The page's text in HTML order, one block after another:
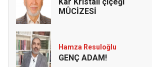
MÛCİZESİ
Hamza Resuloğlu
GENÇ ADAM!